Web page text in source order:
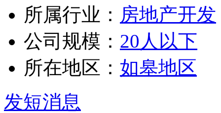
所属行业： 房地产开发
公司规模： 20人以下
所在地区： 如皋地区
发短消息